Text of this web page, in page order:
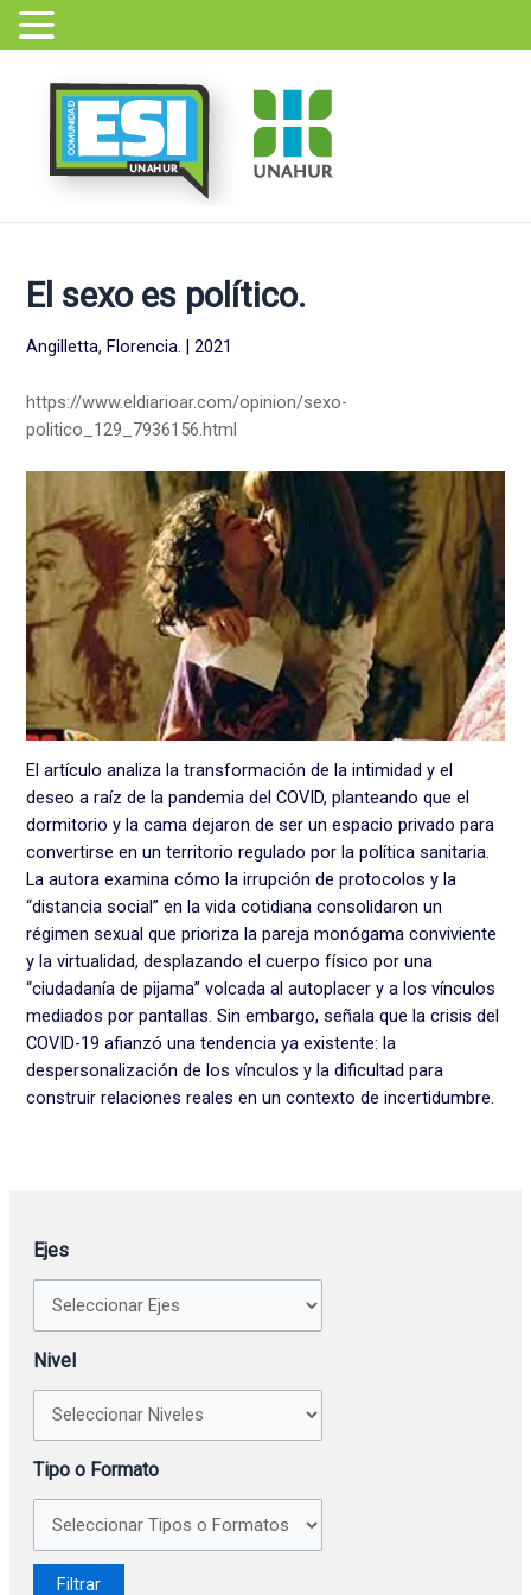
contenido
Ejes
Nivel
Tipo o Formato
El sexo es político.
Angilletta, Florencia. | 2021
https://www.eldiarioar.com/opinion/sexo-
politico_129_7936156.html
El artículo analiza la transformación de la intimidad y el
deseo a raíz de la pandemia del COVID, planteando que el
dormitorio y la cama dejaron de ser un espacio privado para
convertirse en un territorio regulado por la política sanitaria.
La autora examina cómo la irrupción de protocolos y la
“distancia social” en la vida cotidiana consolidaron un
régimen sexual que prioriza la pareja monógama conviviente
y la virtualidad, desplazando el cuerpo físico por una
“ciudadanía de pijama” volcada al autoplacer y a los vínculos
mediados por pantallas. Sin embargo, señala que la crisis del
COVID-19 afianzó una tendencia ya existente: la
despersonalización de los vínculos y la dificultad para
construir relaciones reales en un contexto de incertidumbre.
de
entradas